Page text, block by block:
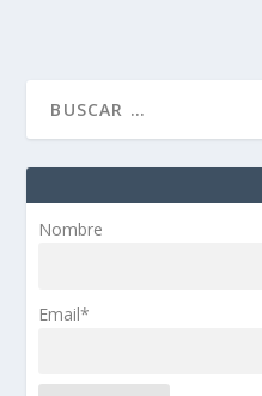
Nombre
Email*